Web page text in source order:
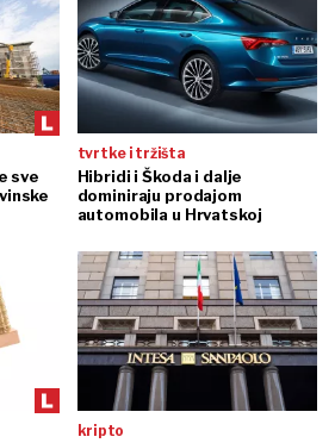
sve
tvrtke i tržišta
Hibridi i Škoda i dalje
dominiraju prodajom
automobila u Hrvatskoj
kripto